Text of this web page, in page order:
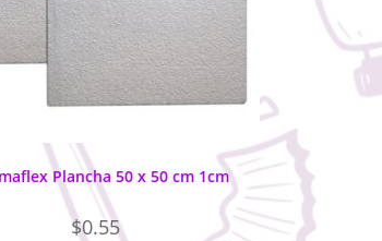
Plancha 50 x 50 cm 1cm
$0.55